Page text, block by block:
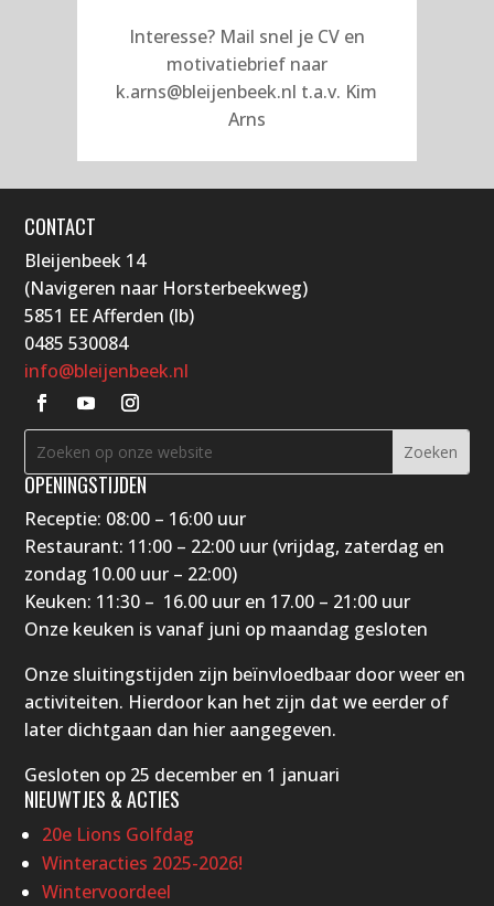
Interesse? Mail snel je CV en
motivatiebrief naar
k.arns@bleijenbeek.nl t.a.v. Kim
Arns
CONTACT
Bleijenbeek 14
(Navigeren naar Horsterbeekweg)
5851 EE Afferden (lb)
0485 530084
info@bleijenbeek.nl
OPENINGSTIJDEN
Receptie: 08:00 – 16:00 uur
Restaurant: 11:00 – 22:00 uur (vrijdag, zaterdag en
zondag 10.00 uur – 22:00)
Keuken: 11:30 – 16.00 uur en 17.00 – 21:00 uur
Onze keuken is vanaf juni op maandag gesloten
Onze sluitingstijden zijn beïnvloedbaar door weer en
activiteiten. Hierdoor kan het zijn dat we eerder of
later dichtgaan dan hier aangegeven.
Gesloten op 25 december en 1 januari
NIEUWTJES & ACTIES
20e Lions Golfdag
Winteracties 2025-2026!
Wintervoordeel